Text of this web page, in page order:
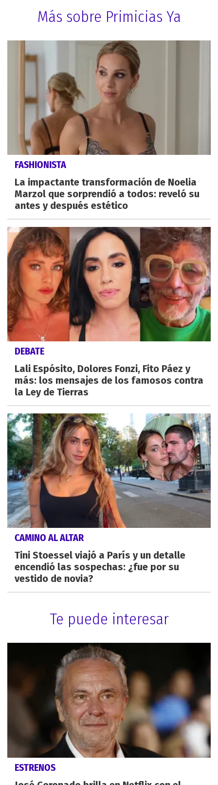
Más sobre Primicias Ya
FASHIONISTA
La impactante transformación de Noelia
Marzol que sorprendió a todos: reveló su
antes y después estético
DEBATE
Lali Espósito, Dolores Fonzi, Fito Páez y
más: los mensajes de los famosos contra
la Ley de Tierras
CAMINO AL ALTAR
Tini Stoessel viajó a París y un detalle
encendió las sospechas: ¿fue por su
vestido de novia?
Te puede interesar
ESTRENOS